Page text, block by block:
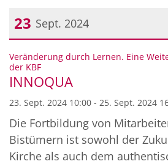
23 Sept. 2024
Datum: 23. September 2024
Veränderung durch Lernen. Eine
der KBF:
INNOQUA
23. Sept. 2024 10:00 - 25. Sept. 2024
Die Fortbildung von
Bistümern ist sowohl der
Kirche als auch dem